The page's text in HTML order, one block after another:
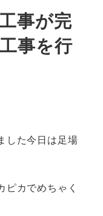
事が完
事を行
した今日は足場
ピカでめちゃく